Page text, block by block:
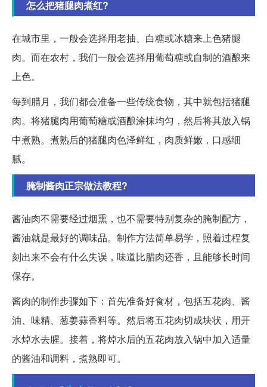
怎么把猪腿肉煮红?
在城市里，一般会选择用老抽、白糖或冰糖来上色猪腿
肉。而在农村，我们一般会选择用葡萄糖或自制的酒酿来
上色。
每到腊月，我们都会准备一些传统食物，其中就包括猪腿
肉。将猪腿肉用葡萄糖或酒酿涂抹均匀，然后将其放入锅
中煮熟。煮熟后的猪腿肉色泽鲜红，肉质鲜嫩，口感细
腻。
腌制酱肉正宗做法教程?
酱油肉不需要经过烟熏，也不需要特别复杂的腌制配方，
酱油就是最好的调味品。制作方法简单易学，照着过程复
刻出来不会有什么失误，味道比腊肉还香，且能够长时间
保存。
酱肉的制作步骤如下：首先准备好食材，包括五花肉、酱
油、味精、葱姜蒜香料等。然后将五花肉切成块状，用开
水焯水去腥。接着，将焯水后的五花肉放入锅中加入适量
的酱油和调料，煮熟即可。